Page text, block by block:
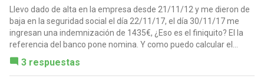
Llevo dado de alta en la empresa desde 21/11/12 y me dieron de
baja en la seguridad social el día 22/11/17, el día 30/11/17 me
ingresan una indemnización de 1435€, ¿Eso es el finiquito? El la
referencia del banco pone nomina. Y como puedo calcular el...
3 respuestas